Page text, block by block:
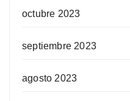
octubre 2023
septiembre 2023
agosto 2023